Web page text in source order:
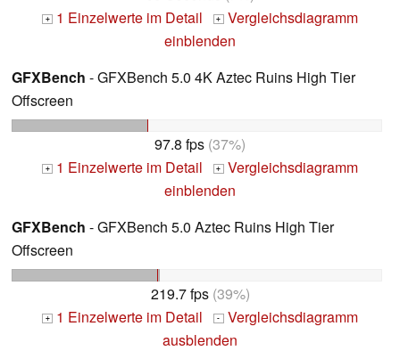
+ 1 Einzelwerte im Detail + Vergleichsdiagramm
einblenden
GFXBench - GFXBench 5.0 4K Aztec Ruins High Tier
Offscreen
97.8 fps (37%)
+ 1 Einzelwerte im Detail + Vergleichsdiagramm
einblenden
GFXBench - GFXBench 5.0 Aztec Ruins High Tier
Offscreen
219.7 fps(39%)
+ 1 Einzelwerte im Detail - Vergleichsdiagramm
ausblenden